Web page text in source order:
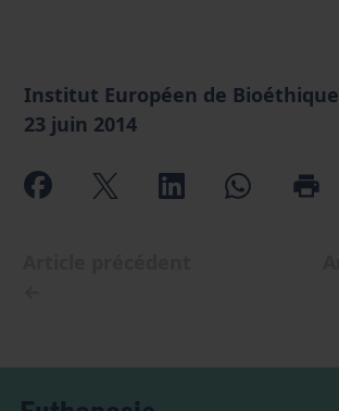
Institut Européen de Bioéthique
23 juin 2014